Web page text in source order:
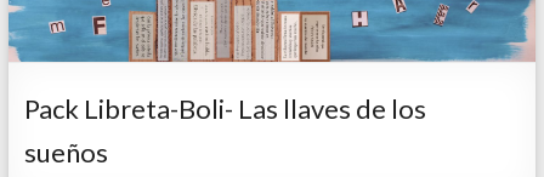
Pack Libreta-Boli- Las llaves de los
sueños